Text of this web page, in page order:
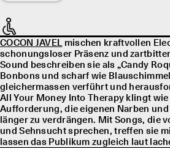
COCON JAVELmischen kraftvollen
schonungsloser Präsenz und
Sound beschreiben sie als „Candy
Bonbons und scharf wie
gleichermassen verführt und
All Your Money Into Therapy klingt
Aufforderung, die eigenen Narben
länger zu verdrängen. Mit Songs, die
und Sehnsucht sprechen, treffen sie
lassen das Publikum zugleich laut